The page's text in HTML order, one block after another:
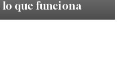
que funciona